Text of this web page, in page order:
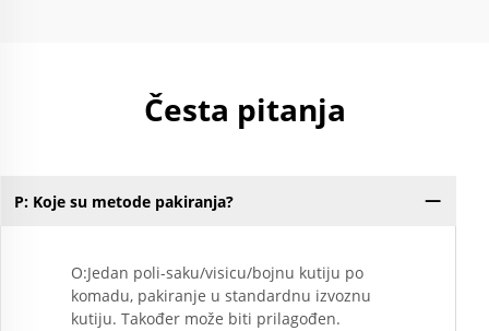
Česta pitanja
P: Koje su metode pakiranja?
O:Jedan poli-saku/visicu/bojnu kutiju po
komadu, pakiranje u standardnu izvoznu
kutiju. Također može biti prilagođen.